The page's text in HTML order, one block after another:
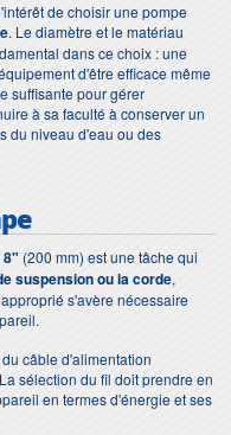
de choisir une pompe
. Le diamètre et le matériau
dans ce choix : une
d'être efficace même
suffisante pour gérer
à sa faculté à conserver un
du niveau d'eau ou des
8" (200 mm) est une tâche qui
suspension ou la corde,
s'avère nécessaire
câble d'alimentation
sélection du fil doit prendre en
en termes d'énergie et ses